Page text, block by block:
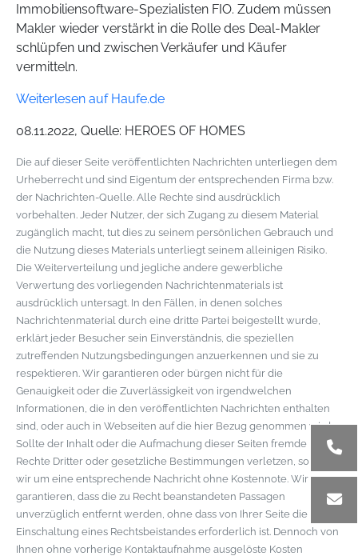
Immobiliensoftware-Spezialisten FIO. Zudem müssen
Makler wieder verstärkt in die Rolle des Deal-Makler
schlüpfen und zwischen Verkäufer und Käufer
vermitteln.
Weiterlesen auf Haufe.de
08.11.2022, Quelle: HEROES OF HOMES
Die auf dieser Seite veröffentlichten Nachrichten unterliegen dem
Urheberrecht und sind Eigentum der entsprechenden Firma bzw.
der Nachrichten-Quelle. Alle Rechte sind ausdrücklich
vorbehalten. Jeder Nutzer, der sich Zugang zu diesem Material
zugänglich macht, tut dies zu seinem persönlichen Gebrauch und
die Nutzung dieses Materials unterliegt seinem alleinigen Risiko.
Die Weiterverteilung und jegliche andere gewerbliche
Verwertung des vorliegenden Nachrichtenmaterials ist
ausdrücklich untersagt. In den Fällen, in denen solches
Nachrichtenmaterial durch eine dritte Partei beigestellt wurde,
erklärt jeder Besucher sein Einverständnis, die speziellen
zutreffenden Nutzungsbedingungen anzuerkennen und sie zu
respektieren. Wir garantieren oder bürgen nicht für die
Genauigkeit oder die Zuverlässigkeit von irgendwelchen
Informationen, die in den veröffentlichten Nachrichten enthalten
sind, oder auch in Webseiten auf die hier Bezug genommen wird.
Sollte der Inhalt oder die Aufmachung dieser Seiten fremde
Rechte Dritter oder gesetzliche Bestimmungen verletzen, so bitten
wir um eine entsprechende Nachricht ohne Kostennote. Wir
garantieren, dass die zu Recht beanstandeten Passagen
unverzüglich entfernt werden, ohne dass von Ihrer Seite die
Einschaltung eines Rechtsbeistandes erforderlich ist. Dennoch von
Ihnen ohne vorherige Kontaktaufnahme ausgelöste Kosten